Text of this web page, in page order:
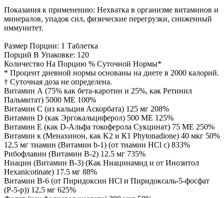
Показания к применению: Нехватка в организме витаминов и
минералов, упадок сил, физические перегрузки, сниженный
иммунитет.
Размер Порции: 1 Таблетка
Порций В Упаковке: 120
Количество На Порцию % Суточной Нормы*
* Процент дневной нормы основаны на диете в 2000 калорий.
† Суточная доза не определена.
Витамин А (75% как бета-каротин и 25%, как Ретинил
Пальмитат) 5000 МЕ 100%
Витамин С (из кальция Аскорбата) 125 мг 208%
Витамин D (как Эргокальциферол) 500 МЕ 125%
Витамин Е (как D-Альфа токоферола Сукцинат) 75 МЕ 250%
Витамин к (Менахинон, как K2 и К1 Phytonadione) 40 мкг 50%
12,5 мг тиамин (Витамин b-1) (от тиамин HCl с) 833%
Рибофлавин (Витамин B-2) 12.5 мг 735%
Ниацин (Витамин B-3) (Как Ниацинамид и от Инозитол
Hexanicotinate) 17.5 мг 88%
Витамин B-6 (от Пиридоксин HCl и Пиридоксаль-5-фосфат
(Р-5-р)) 12,5 мг 625%